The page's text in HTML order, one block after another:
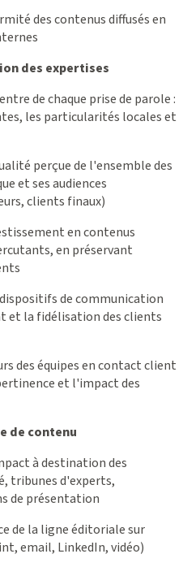
des contenus diffusés en
des expertises
de chaque prise de parole :
les particularités locales et
perçue de l'ensemble des
et ses audiences
clients finaux)
en contenus
en préservant
de communication
et la fidélisation des clients
des équipes en contact client
et l'impact des
de contenu
à destination des
tribunes d'experts,
de présentation
de la ligne éditoriale sur
email, LinkedIn, vidéo)